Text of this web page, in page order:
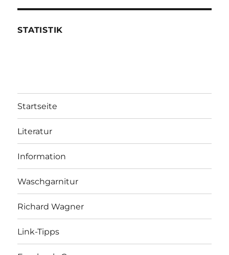
STATISTIK
Startseite
Literatur
Information
Waschgarnitur
Richard Wagner
Link-Tipps